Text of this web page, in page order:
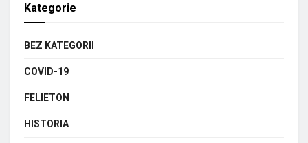
Kategorie
BEZ KATEGORII
COVID-19
FELIETON
HISTORIA